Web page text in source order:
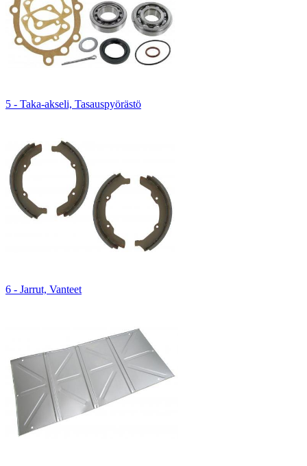
5 - Taka-akseli, Tasauspyörästö
6 - Jarrut, Vanteet